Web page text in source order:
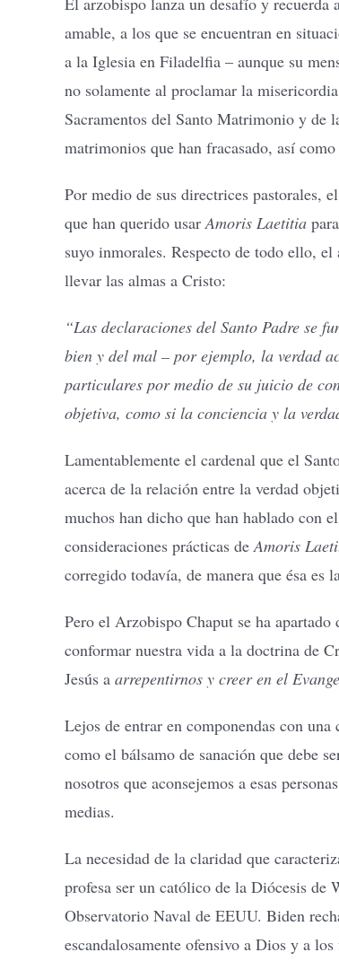
amable, a los que se encuentran en
a la Iglesia en Filadelfia – aunque su
no solamente al proclamar la
Sacramentos del Santo Matrimonio y de
matrimonios que han fracasado, así
Por medio de sus directrices pastorales,
que han querido usarAmoris Laetitia
suyo inmorales. Respecto de todo ello,
llevar las almas a Cristo:
“Las declaraciones del Santo Padre se
bien y del mal – por ejemplo, la verdad
particulares por medio de su juicio de
objetiva, como si la conciencia y la
Lamentablemente el cardenal que el
acerca de la relación entre la verdad
muchos han dicho que han hablado con
consideraciones prácticas deAmoris
corregido todavía, de manera que ésa es
Pero el Arzobispo Chaput se ha
conformar nuestra vida a la doctrina de
Jesús a arrepentirnos y creer en el
Lejos de entrar en componendas con
como el bálsamo de sanación que debe
nosotros que aconsejemos a esas
medias.
La necesidad de la claridad que
profesa ser un católico de la Diócesis
Observatorio Naval de EEUU. Biden
escandalosamente ofensivo a Dios y a